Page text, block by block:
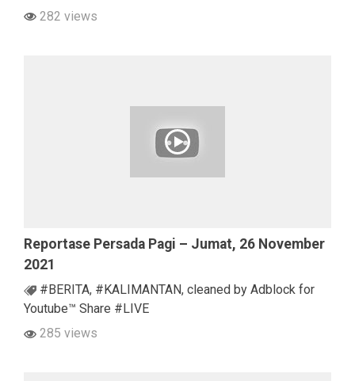
282 views
Reportase Persada Pagi – Jumat, 26 November
2021
#BERITA, #KALIMANTAN, cleaned by Adblock for
Youtube™ Share #LIVE
285 views